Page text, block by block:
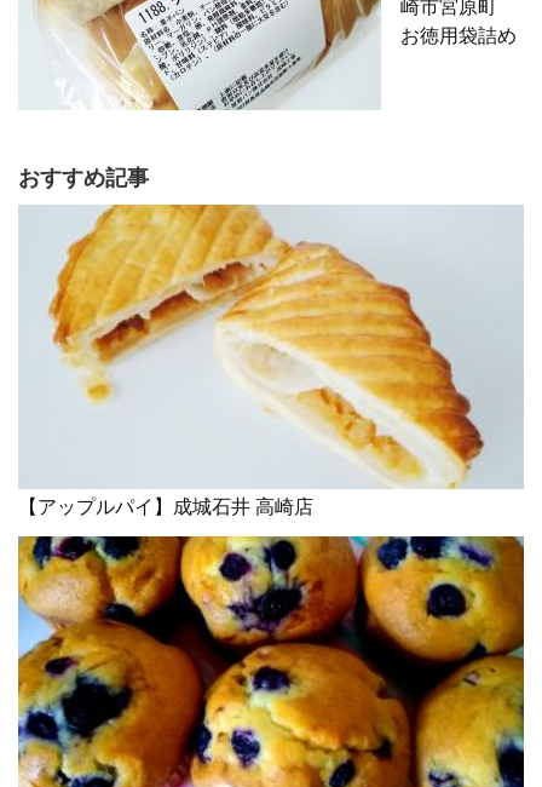
崎市宮原町
お徳用袋詰め
おすすめ記事
【アップルパイ】成城石井 高崎店